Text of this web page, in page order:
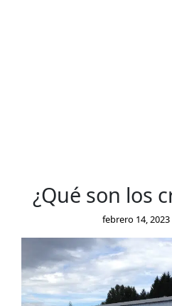
¿Qué son los
febrero 14, 2023